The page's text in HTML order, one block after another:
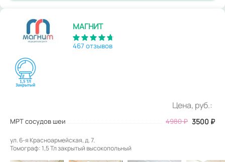
МАГНИТ
467 отзывов
Цена, руб.:
МРТ сосудов шеи 4980₽ 3500 ₽
ул. 6-я Красноармейская, д. 7.
Томограф: 1,5 Тл закрытый высокопольный